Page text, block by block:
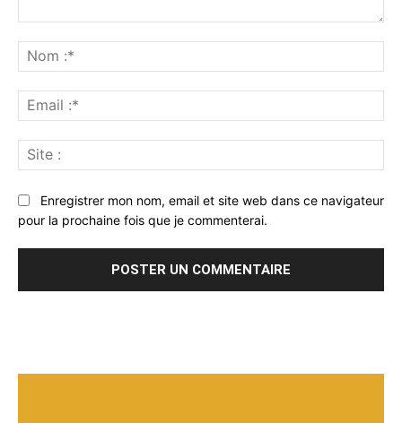
:*
:*
:
Enregistrer mon nom, email et site web dans ce navigateur
pour la prochaine fois que je commenterai.